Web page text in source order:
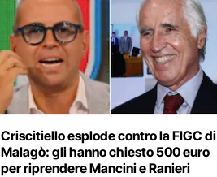
Criscitiello esplode contro la FIGC di
Malagò: gli hanno chiesto 500 euro
per riprendere Mancini e Ranieri